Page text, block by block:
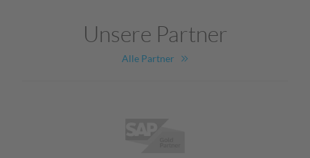
Unsere Partner
Alle Partner